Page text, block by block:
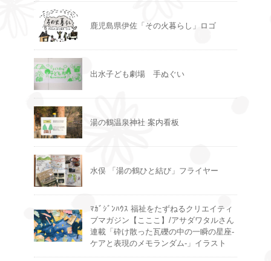
鹿児島県伊佐「その火暮らし」ロゴ
出水子ども劇場 手ぬぐい
湯の鶴温泉神社 案内看板
水俣 「湯の鶴ひと結び」フライヤー
ﾏｶﾞｼﾞﾝﾊｳｽ 福祉をたずねるクリエイティ
ブマガジン【こここ】/アサダワタルさん
連載「砕け散った瓦礫の中の一瞬の星座-
ケアと表現のメモランダム-」イラスト